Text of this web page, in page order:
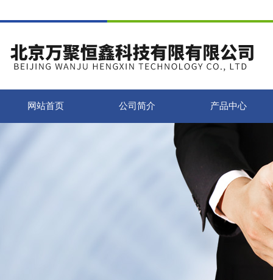
网站首页 公司简介 产品中心